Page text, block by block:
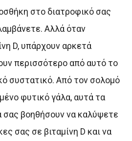
στο διατροφικό σας
Αλλά όταν
D, υπάρχουν αρκετά
περισσότερο από αυτό το
συστατικό. Από τον σολομό
φυτικό γάλα, αυτά τα
σας βοηθήσουν να καλύψετε
σας σε βιταμίνη D και να